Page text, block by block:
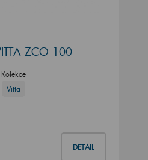
ZCO 100
Kolekce
Vitta
DETAIL